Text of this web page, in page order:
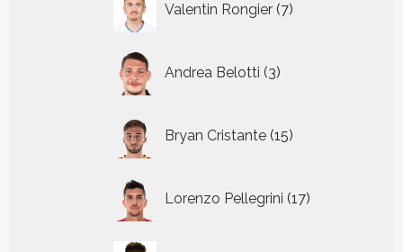
Valentin Rongier 7
producten
Andrea Belotti 3
producten
Bryan Cristante 15
producten
Lorenzo Pellegrini 17
producten